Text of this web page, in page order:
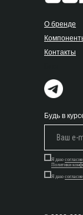
О бренде
Контакты
Будь в
Я даю согласие
Политики
Я даю согласие